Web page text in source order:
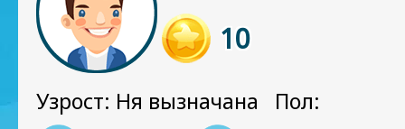
10
Узрост: Ня вызначана Пол: